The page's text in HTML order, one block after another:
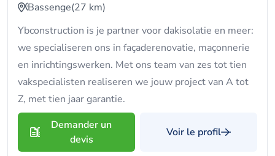
Bassenge(27 km)
Ybconstruction is je partner voor dakisolatie en meer:
we specialiseren ons in façaderenovatie, maçonnerie
en inrichtingswerken. Met ons team van zes tot tien
vakspecialisten realiseren we jouw project van A tot
Z, met tien jaar garantie.
Demander un
devis
Voir le profil